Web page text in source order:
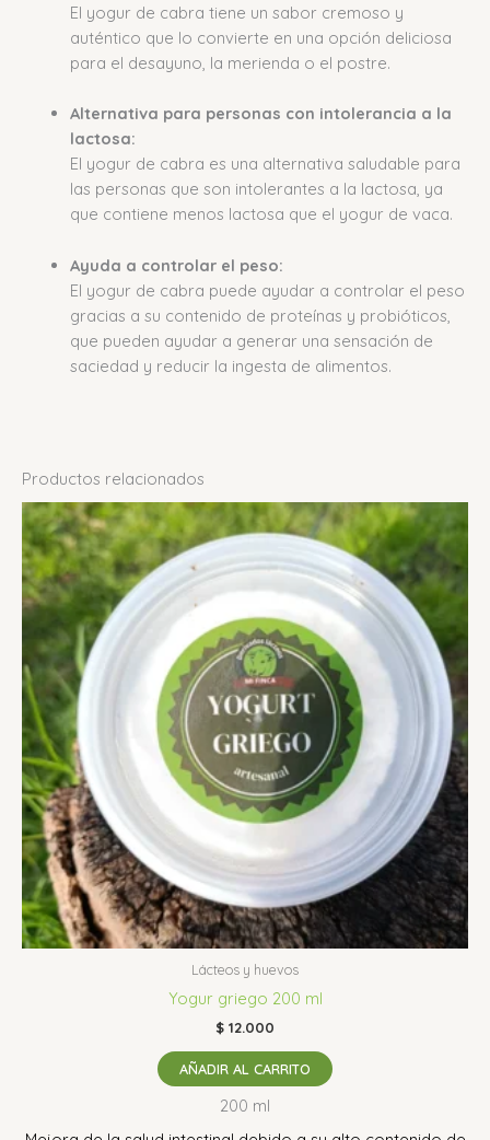
El yogur de cabra tiene un sabor cremoso y
auténtico que lo convierte en una opción deliciosa
para el desayuno, la merienda o el postre.
Alternativa para personas con intolerancia a la
lactosa:
El yogur de cabra es una alternativa saludable para
las personas que son intolerantes a la lactosa, ya
que contiene menos lactosa que el yogur de vaca.
Ayuda a controlar el peso:
El yogur de cabra puede ayudar a controlar el peso
gracias a su contenido de proteínas y probióticos,
que pueden ayudar a generar una sensación de
saciedad y reducir la ingesta de alimentos.
Productos relacionados
Lácteos y huevos
Yogur griego 200 ml
$ 12.000
AÑADIR AL CARRITO
200 ml